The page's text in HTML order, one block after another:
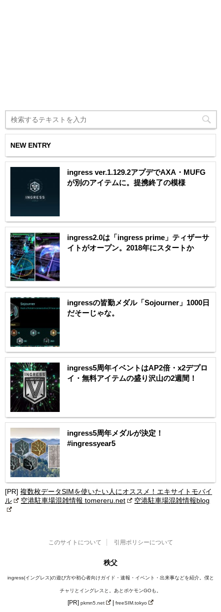
NEW ENTRY
ingress ver.1.129.2アプデでAXA・MUFG
が別のアイテムに。提携終了の模様
ingress2.0は「ingress prime」ティザーサ
イトがオープン。2018年にスタートか
ingressの皆勤メダル「Sojourner」1000日
だそーじゃな。
ingress5周年イベントはAP2倍・x2デプロ
イ・無料アイテムの盛り沢山の2週間！
ingress5周年メダルが決定！
#ingressyear5
[PR] 複数枚データSIMを使いたい人にオススメ！エキサイトモバイ
ル
空港駐車場混雑情報 tomereru.net 空港駐車場混雑情報blog
このサイトについて 引用ポリシーについて
秩父
ingress(イングレス)の遊び方や初心者向けガイド・速報・イベント・出来事などを紹介。僕と
チャリとイングレスと。あとポケモンGOも。
[PR]pkmn5.net | freeSIM.tokyo